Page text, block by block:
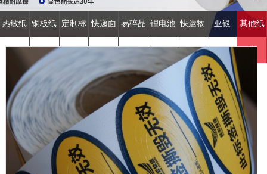
热敏纸
标签
铜板纸
标签
定制标
签
快递面
单
易碎品
箱贴
锂电池
标签
快运物
流标签
亚银
PET
其他纸
类